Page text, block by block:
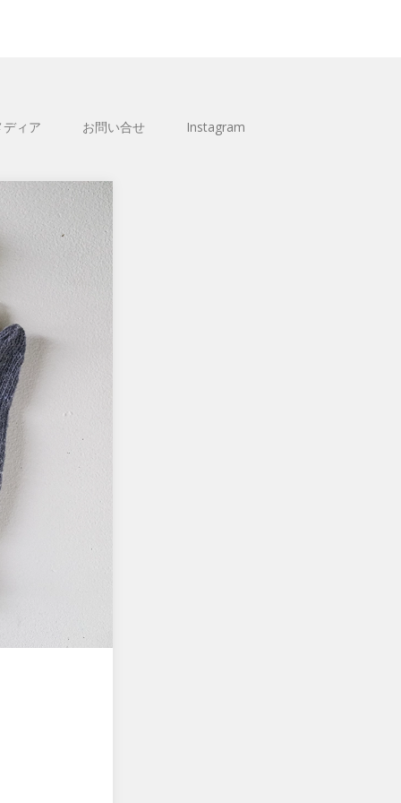
ディア お問い合せ Instagram